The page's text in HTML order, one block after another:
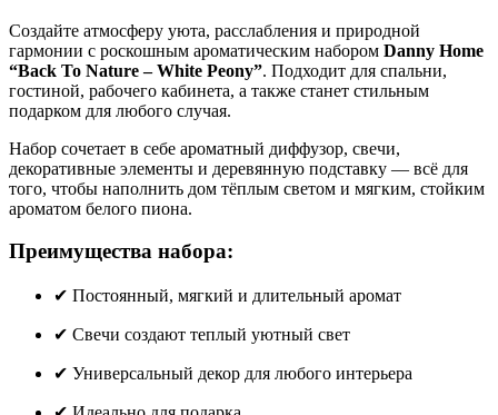
Создайте атмосферу уюта, расслабления и природной
гармонии с роскошным ароматическим набором Danny Home
“Back To Nature – White Peony”. Подходит для спальни,
гостиной, рабочего кабинета, а также станет стильным
подарком для любого случая.
Набор сочетает в себе ароматный диффузор, свечи,
декоративные элементы и деревянную подставку — всё для
того, чтобы наполнить дом тёплым светом и мягким, стойким
ароматом белого пиона.
Преимущества набора:
✔ Постоянный, мягкий и длительный аромат
✔ Свечи создают теплый уютный свет
✔ Универсальный декор для любого интерьера